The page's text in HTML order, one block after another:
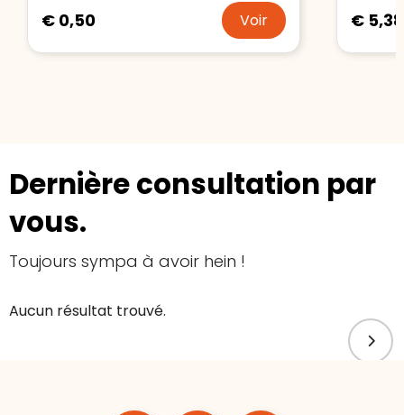
€ 0,50 Voir € 5,38
Dernière consultation par
vous.
Toujours sympa à avoir hein !
Aucun résultat trouvé.